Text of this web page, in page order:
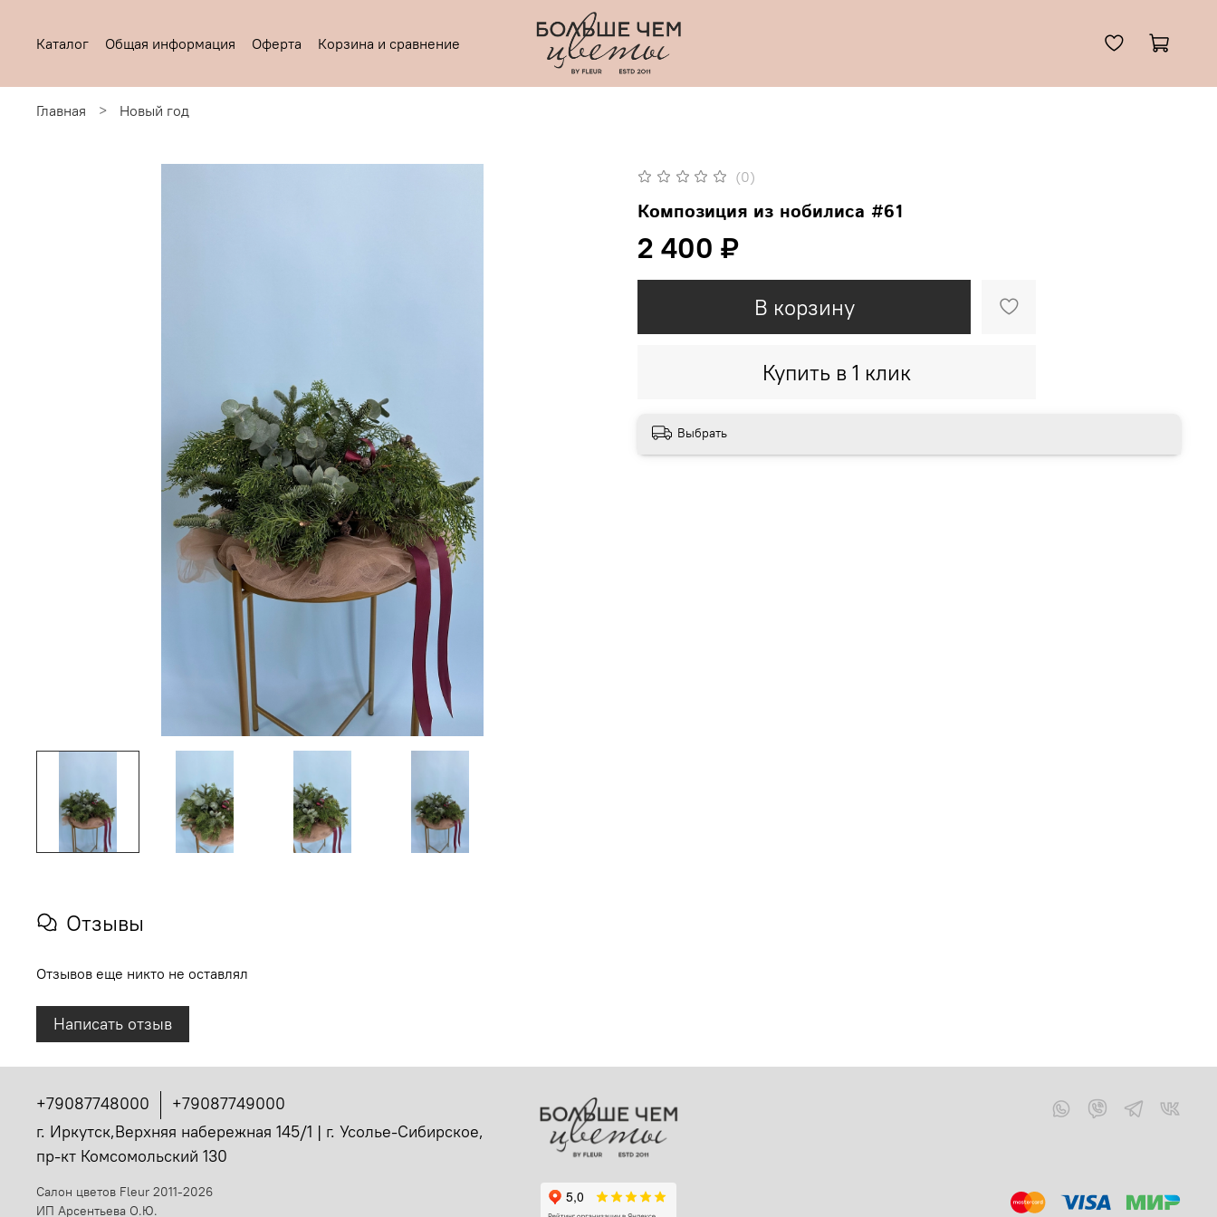
Каталог Общая информация Оферта Корзина и сравнение
Главная Новый год
(0)
Композиция из нобилиса #61
2 400 ₽
В корзину
Купить в 1 клик
Выбрать
Отзывы
Отзывов еще никто не оставлял
Написать отзыв
+79087748000
+79087749000
г. Иркутск,Верхняя набережная 145/1 | г. Усолье-Сибирское,
пр-кт Комсомольский 130
Салон цветов Fleur 2011-2026
ИП Арсентьева О.Ю.